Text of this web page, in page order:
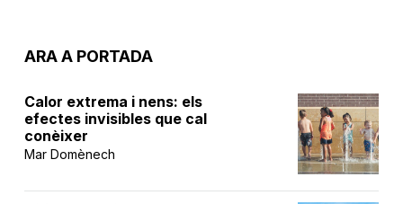
ARA A PORTADA
Calor extrema i nens: els
efectes invisibles que cal
conèixer
Mar Domènech